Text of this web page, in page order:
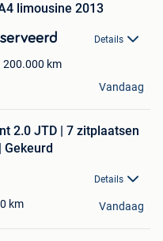
limousine 2013
Details
200.000 km
Vandaag
2.0 JTD | 7 zitplaatsen
Gekeurd
Details
km Vandaag